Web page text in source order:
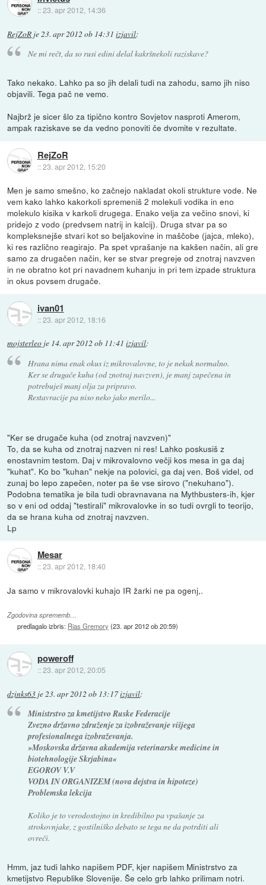
::23. apr 2012, 14:36
RejZoR je23. apr 2012 ob 14:31 izjavil:
Ne mi rečt, da so rusi edini delal kakršnekoli raziskave?
Tako nekako. Lahko pa so jih delali tudi na zahodu, samo jih niso
objavili. Tega pač ne vemo.
Najbrž je sicer šlo za tipično kontro Sovjetov nasproti Amerom,
ampak raziskave se da vedno ponoviti če dvomite v rezultate.
RejZoR
::23. apr 2012, 15:20
Men je samo smešno, ko začnejo nakladat okoli strukture vode. Ne
vem kako lahko kakorkoli spremeniš 2 molekuli vodika in eno
molekulo kisika v karkoli drugega. Enako velja za večino snovi, ki
pridejo z vodo (predvsem natrij in kalcij). Druga stvar pa so
kompleksnejše stvari kot so beljakovine in maščobe (jajca, mleko),
ki res različno reagirajo. Pa spet vprašanje na kakšen način, ali gre
samo za drugačen način, ker se stvar pregreje od znotraj navzven
in ne obratno kot pri navadnem kuhanju in pri tem izpade struktura
in okus povsem drugače.
ivan01
::23. apr 2012, 18:16
mojsterleo je 14. apr 2012 ob 11:41 izjavil:
Hrana nima enak okus iz mikrovalovne, to je nekak normalno.
Ker se drugače kuha (od znotraj navzven), je manj zapečena in
potrebuješ manj olja za pripravo.
Restavracije pa niso neko jako merilo...
"Ker se drugače kuha (od znotraj navzven)"
To, da se kuha od znotraj nazven ni res! Lahko poskusiš z
enostavnim testom. Daj v mikrovalovno večji kos mesa in ga daj
"kuhat". Ko bo "kuhan" nekje na polovici, ga daj ven. Boš videl, od
zunaj bo lepo zapečen, noter pa še vse sirovo ("nekuhano").
Podobna tematika je bila tudi obravnavana na Mythbusters-ih, kjer
so v eni od oddaj "testirali" mikrovalovke in so tudi ovrgli to teorijo,
da se hrana kuha od znotraj navzven.
Lp
Mesar
::23. apr 2012, 18:40
Ja samo v mikrovalovki kuhajo IR žarki ne pa ogenj,.
Zgodovina sprememb…
predlagalo izbris: Rias Gremory (23. apr 2012 ob 20:59)
poweroff
::23. apr 2012, 20:05
dzinks63 je23. apr 2012 ob 13:17izjavil:
Ministrstvo za kmetijstvo Ruske Federacije
Zvezno državno združenje za izobraževanje višjega
profesionalnega izobraževanja.
»Moskovska državna akademija veterinarske medicine in
biotehnologije Skrjabina«
EGOROV V.V
VODA IN ORGANIZEM (nova dejstva in hipoteze)
Problemska lekcija
Koliko je to verodostojno in kredibilno pa vpašanje za
strokovnjake, z gostilniško debato se tega ne da potrditi ali
ovreči.
Hmm, jaz tudi lahko napišem PDF, kjer napišem Ministrstvo za
kmetijstvo Republike Slovenije. Še celo grb lahko prilimam notri.